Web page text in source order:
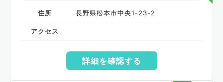
住所 長野県松本市中央1-23-2
アクセス
詳細を確認する